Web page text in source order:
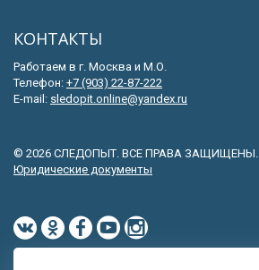
КОНТАКТЫ
Работаем в г. Москва и М.О.
Телефон: +7 (903) 22-87-222
E-mail: sledopit.online@yandex.ru
© 2026 СЛЕДОПЫТ. ВСЕ ПРАВА ЗАЩИЩЕНЫ.
Юридические документы